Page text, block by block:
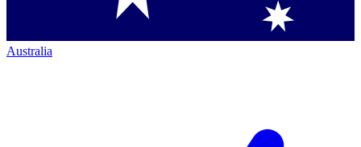
Australia